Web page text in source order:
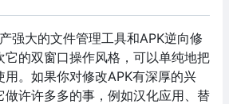
强大的文件管理工具和APK逆向修
它的双窗口操作风格，可以单纯地把
用。如果你对修改APK有深厚的兴
做许许多多的事，例如汉化应用、替